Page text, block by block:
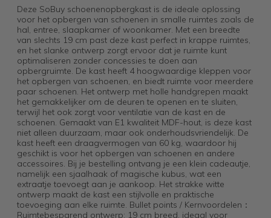
Deze SoBuy schoenenopbergkast is de ideale oplossing
voor het opbergen van schoenen in smalle ruimtes zoals de
hal, entree, slaapkamer of woonkamer. Met een breedte
van slechts 19 cm past deze kast perfect in krappe ruimtes,
en het slanke ontwerp zorgt ervoor dat je ruimte kunt
optimaliseren zonder concessies te doen aan
opbergruimte. De kast heeft 4 hoogwaardige kleppen voor
het opbergen van schoenen, en biedt ruimte voor meerdere
paar schoenen. Het ontwerp met holle handgrepen maakt
het gemakkelijker om de deuren te openen en te sluiten,
terwijl het ook zorgt voor ventilatie van de kast en de
schoenen. Gemaakt van E1 kwaliteit MDF-hout, is deze kast
niet alleen duurzaam, maar ook onderhoudsvriendelijk. De
kast heeft een draagvermogen van 60 kg, waardoor hij
geschikt is voor het opbergen van schoenen en andere
accessoires. Bij je bestelling ontvang je een klein cadeautje,
namelijk een sjaalhaak of magische kubus, wat een
extraatje toevoegt aan je aankoop. Het strakke witte
ontwerp maakt de kast een stijlvolle en praktische
toevoeging aan elke ruimte. Bullet points / Kernvoordelen：
Ruimtebesparend ontwerp: 19 cm breed, ideaal voor